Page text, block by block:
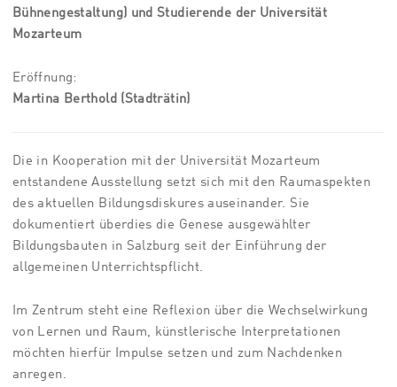
Bühnengestaltung) und Studierende der Universität
Mozarteum
Eröffnung:
Martina Berthold (Stadträtin)
Die in Kooperation mit der Universität Mozarteum
entstandene Ausstellung setzt sich mit den Raumaspekten
des aktuellen Bildungsdiskures auseinander. Sie
dokumentiert überdies die Genese ausgewählter
Bildungsbauten in Salzburg seit der Einführung der
allgemeinen Unterrichtspflicht.
Im Zentrum steht eine Reflexion über die Wechselwirkung
von Lernen und Raum, künstlerische Interpretationen
möchten hierfür Impulse setzen und zum Nachdenken
anregen.